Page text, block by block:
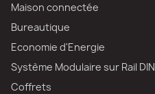
Maison connectée
Bureautique
Economie d'Energie
Système Modulaire sur Rail DIN
Coffrets